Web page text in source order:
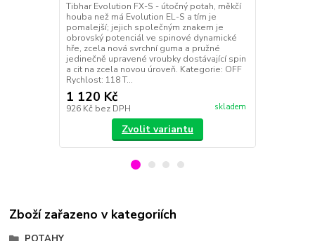
Tibhar Evolution FX-S - útočný potah, měkčí
houba než má Evolution EL-S a tím je
pomalejší; jejich společným znakem je
obrovský potenciál ve spinové dynamické
hře, zcela nová svrchní guma a pružné
jedinečně upravené vroubky dostávající spin
a cit na zcela novou úroveň. Kategorie: OFF
Rychlost: 118 T...
1 120 Kč
926 Kč bez DPH skladem
Zvolit variantu
Zboží zařazeno v kategoriích